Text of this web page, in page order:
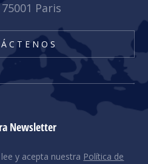
Paris
Newsletter
y acepta nuestra Política de